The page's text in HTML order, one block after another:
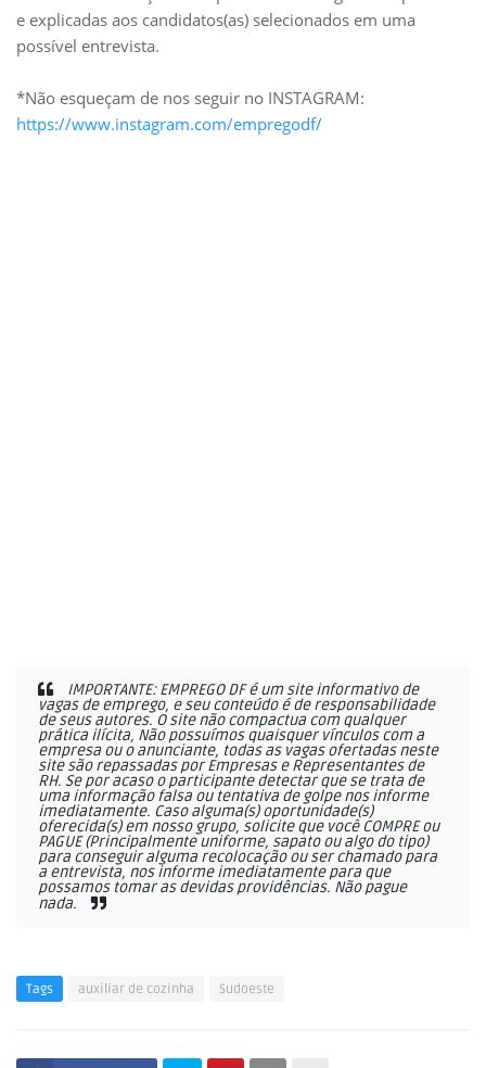
e explicadas aos candidatos(as) selecionados em uma
possível entrevista.
*Não esqueçam de nos seguir no INSTAGRAM:
https://www.instagram.com/empregodf/
IMPORTANTE: EMPREGO DF é um site informativo de
vagas de emprego, e seu conteúdo é de responsabilidade
de seus autores. O site não compactua com qualquer
prática ilícita, Não possuímos quaisquer vínculos com a
empresa ou o anunciante, todas as vagas ofertadas neste
site são repassadas por Empresas e Representantes de
RH. Se por acaso o participante detectar que se trata de
uma informação falsa ou tentativa de golpe nos informe
imediatamente. Caso alguma(s) oportunidade(s)
oferecida(s) em nosso grupo, solicite que você COMPRE ou
PAGUE (Principalmente uniforme, sapato ou algo do tipo)
para conseguir alguma recolocação ou ser chamado para
a entrevista, nos informe imediatamente para que
possamos tomar as devidas providências. Não pague
nada.
Tags auxiliar de cozinha Sudoeste